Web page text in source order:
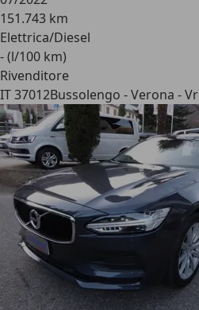
151.743 km
Elettrica/Diesel
- (l/100 km)
Rivenditore
IT 37012Bussolengo - Verona - Vr